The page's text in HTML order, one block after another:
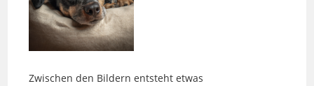
Zwischen den Bildern entsteht etwas